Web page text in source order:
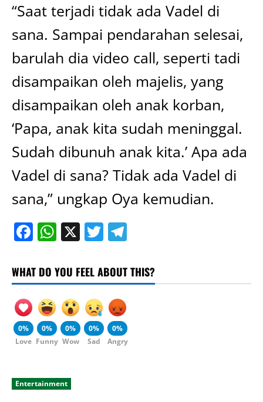
“Saat terjadi tidak ada Vadel di
sana. Sampai pendarahan selesai,
barulah dia video call, seperti tadi
disampaikan oleh majelis, yang
disampaikan oleh anak korban,
‘Papa, anak kita sudah meninggal.
Sudah dibunuh anak kita.’ Apa ada
Vadel di sana? Tidak ada Vadel di
sana,” ungkap Oya kemudian.
Facebook
WhatsApp
X Twitter
WHAT DO YOU FEEL ABOUT THIS?
0%
Love
0%
Funny
0%
Wow
0%
Sad
0%
Angry
Entertainment